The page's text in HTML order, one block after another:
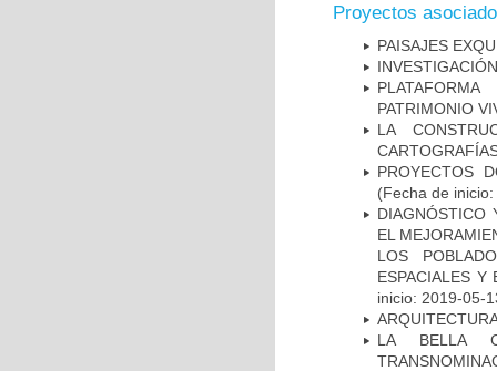
Proyectos
PAISAJES
PATRIMONIO
LA
PROYECTOS
(Fecha de
DIAGNÓSTICO
EL
LOS
ESPACIALES Y
inicio: 2019-05-
LA BELLA